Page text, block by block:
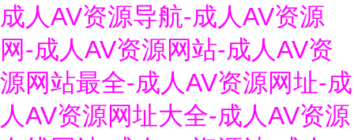
成人AV资源导航-成人AV资源
网-成人AV资源网站-成人AV资
源网站最全-成人AV资源网址-成
人AV资源网址大全-成人AV资源